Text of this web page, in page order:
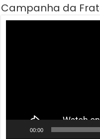
Campanha da
00:00